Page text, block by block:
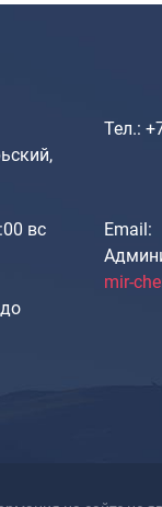
Тел.:
вс
Email:
mir-